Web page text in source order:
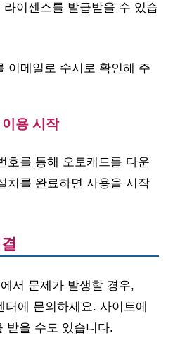
이센스를 발급받을 수 있습
이메일로 수시로 확인해 주
용 시작
호를 통해 오토캐드를 다운
치를 완료하면 사용을 시작
서 문제가 발생할 경우,
터에 문의하세요. 사이트에
받을 수도 있습니다.